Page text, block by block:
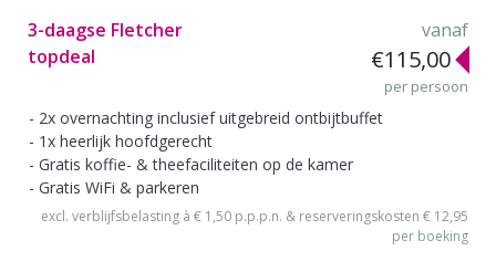
3-daagse Fletcher
topdeal
vanaf
€115,00
per persoon
2x overnachting inclusief uitgebreid ontbijtbuffet
1x heerlijk hoofdgerecht
Gratis koffie- & theefaciliteiten op de kamer
Gratis WiFi & parkeren
excl. verblijfsbelasting à € 1,50 p.p.p.n. & reserveringskosten € 12,95
per boeking